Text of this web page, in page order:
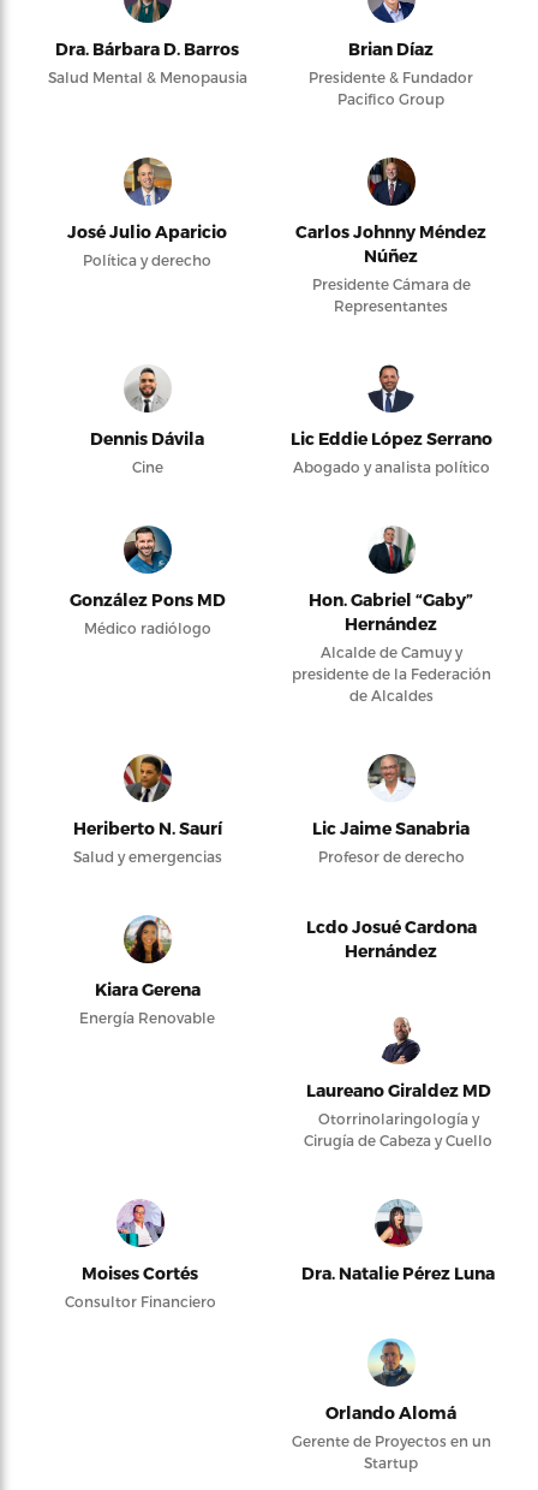
Dra. Bárbara D. Barros
Salud Mental & Menopausia
Brian Díaz
Presidente & Fundador
Pacifico Group
José Julio Aparicio
Política y derecho
Carlos Johnny Méndez
Núñez
Presidente Cámara de
Representantes
Dennis Dávila
Cine
Lic Eddie López Serrano
Abogado y analista político
González Pons MD
Médico radiólogo
Hon. Gabriel “Gaby”
Hernández
Alcalde de Camuy y
presidente de la Federación
de Alcaldes
Heriberto N. Saurí
Salud y emergencias
Lic Jaime Sanabria
Profesor de derecho
Kiara Gerena
Energía Renovable
Lcdo Josué Cardona
Hernández
Laureano Giraldez MD
Otorrinolaringología y
Cirugía de Cabeza y Cuello
Moises Cortés
Consultor Financiero
Dra. Natalie Pérez Luna
Orlando Alomá
Gerente de Proyectos en un
Startup